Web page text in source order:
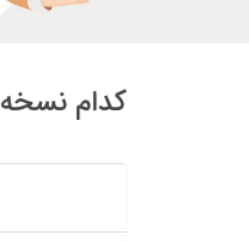
کدام نسخه Kaspersky Safe Kids برایتان مناسب است؟